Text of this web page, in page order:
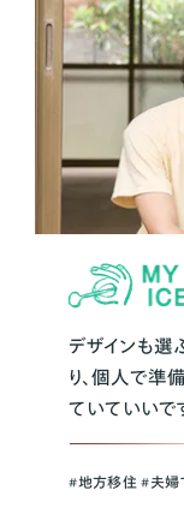
デザインも選
り、個人で準
ていていいで
#地方移住 #夫婦